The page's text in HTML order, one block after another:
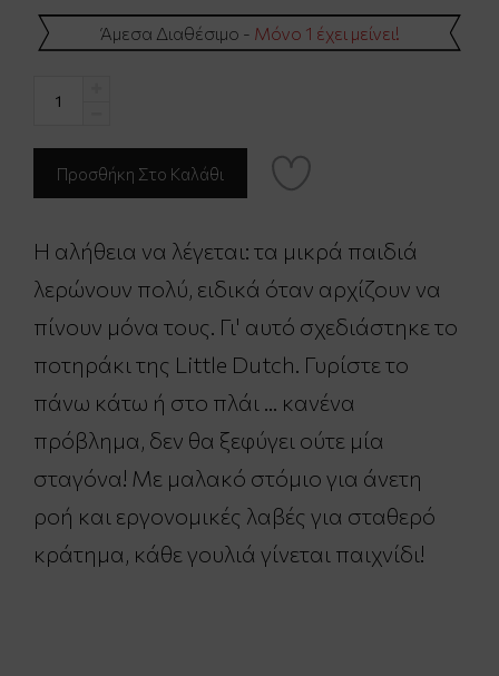
Άμεσα Διαθέσιμο - Μόνο 1 έχει μείνει!
Η αλήθεια να λέγεται: τα μικρά παιδιά
λερώνουν πολύ, ειδικά όταν αρχίζουν να
πίνουν μόνα τους. Γι' αυτό σχεδιάστηκε το
ποτηράκι της Little Dutch. Γυρίστε το
πάνω κάτω ή στο πλάι … κανένα
πρόβλημα, δεν θα ξεφύγει ούτε μία
σταγόνα! Με μαλακό στόμιο για άνετη
ροή και εργονομικές λαβές για σταθερό
κράτημα, κάθε γουλιά γίνεται παιχνίδι!